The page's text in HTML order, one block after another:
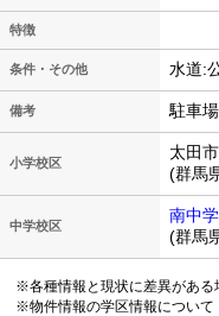
特徴
条件・その他 水道:
備考 駐車
小学校区
太田
(群馬
中学校区
南中
(群馬
※各種情報と現状に差異がある
※物件情報の学区情報について